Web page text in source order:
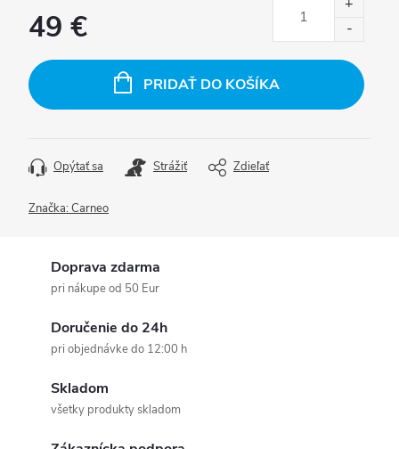
49 €
cena:
PRIDAŤ DO KOŠÍKA
Opýtať sa Strážiť Zdieľať
Značka:Carneo
Doprava zdarma
pri nákupe od 50 Eur
Doručenie do 24h
pri objednávke do 12:00 h
Skladom
všetky produkty skladom